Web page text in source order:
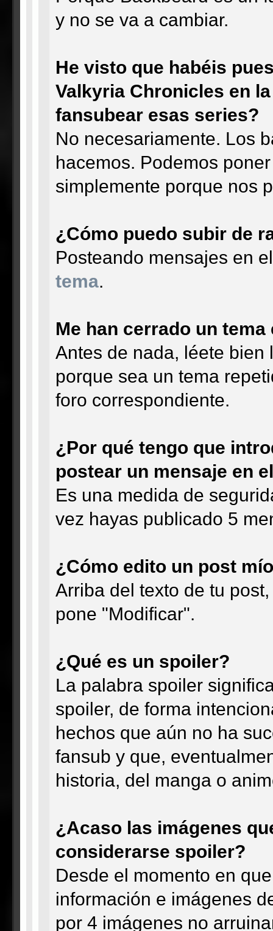
y no se va a cambiar.
He visto que habéis
Valkyria Chronicles en
fansubear esas series?
No necesariamente. Los
hacemos. Podemos
simplemente porque nos
¿Cómo puedo subir de
Posteando mensajes en
tema.
Me han cerrado un
Antes de nada, léete bien
porque sea un tema
foro correspondiente.
¿Por qué tengo que
postear un mensaje en
Es una medida de
vez hayas publicado 5
¿Cómo edito un post
Arriba del texto de tu
pone "Modificar".
¿Qué es un spoiler?
La palabra spoiler
spoiler, de forma
hechos que aún no ha
fansub y que,
historia, del manga o
¿Acaso las imágenes
considerarse spoiler?
Desde el momento en
información e imágenes
por 4 imágenes no